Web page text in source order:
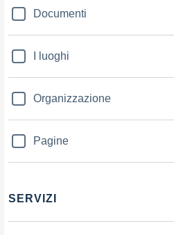
Documenti
I luoghi
Organizzazione
Pagine
SERVIZI